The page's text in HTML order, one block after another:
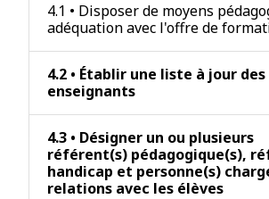
4.1 • Disposer de moyens
adéquation avec l'offre de
4.2 • Établir une liste à jour des
enseignants
4.3 • Désigner un ou plusieurs
référent(s) pédagogique(s),
handicap et personne(s)
relations avec les élèves